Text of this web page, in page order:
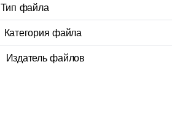
Тип файла
Категория файла
Издатель файлов